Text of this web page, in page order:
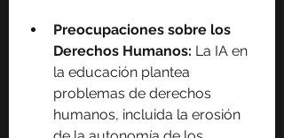
Preocupaciones sobre los
Derechos Humanos: La IA en
la educación plantea
problemas de derechos
humanos, incluida la erosión